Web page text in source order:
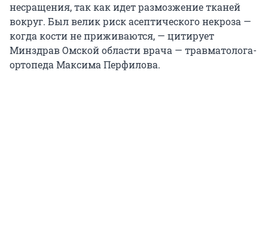
несращения, так как идет размозжение тканей
вокруг. Был велик риск асептического некроза —
когда кости не приживаются, — цитирует
Минздрав Омской области врача — травматолога-
ортопеда Максима Перфилова.